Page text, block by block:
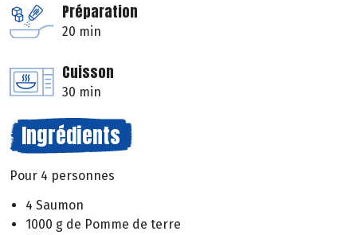
Préparation
20 min
Cuisson
30 min
Ingrédients
Pour 4 personnes
4 Saumon
1000 g de Pomme de terre